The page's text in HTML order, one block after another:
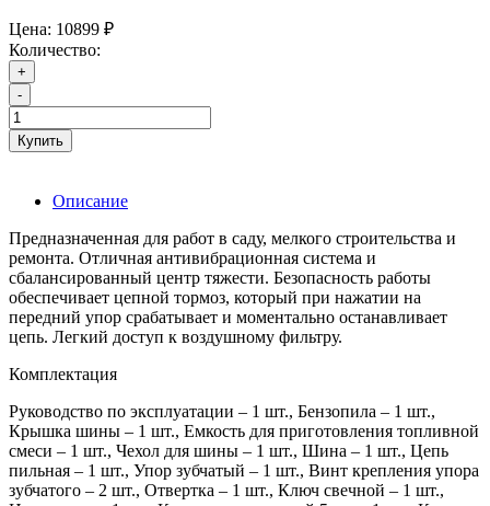
Цена: 10899 ₽
Количество:
+
-
Купить
Описание
Предназначенная для работ в саду, мелкого строительства и
ремонта. Отличная антивибрационная система и
сбалансированный центр тяжести. Безопасность работы
обеспечивает цепной тормоз, который при нажатии на
передний упор срабатывает и моментально останавливает
цепь. Легкий доступ к воздушному фильтру.
Комплектация
Руководство по эксплуатации – 1 шт., Бензопила – 1 шт.,
Крышка шины – 1 шт., Емкость для приготовления топливной
смеси – 1 шт., Чехол для шины – 1 шт., Шина – 1 шт., Цепь
пильная – 1 шт., Упор зубчатый – 1 шт., Винт крепления упора
зубчатого – 2 шт., Отвертка – 1 шт., Ключ свечной – 1 шт.,